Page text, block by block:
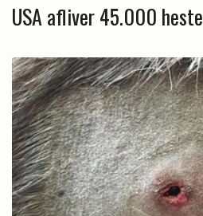
USA afliver 45.000 heste